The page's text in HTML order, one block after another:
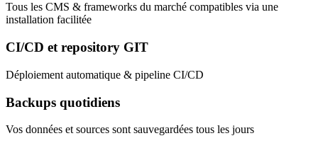
Tous les CMS & frameworks du marché compatibles via une
installation facilitée
CI/CD et repository GIT
Déploiement automatique & pipeline CI/CD
Backups quotidiens
Vos données et sources sont sauvegardées tous les jours